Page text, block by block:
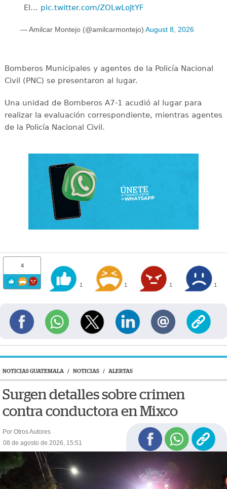
El… pic.twitter.com/ZOLwLoJtYF
— Amilcar Montejo (@amilcarmontejo) August 8, 2026
Bomberos Municipales y agentes de la Policía Nacional
Civil (PNC) se presentaron al lugar.
Una unidad de Bomberos A7-1 acudió al lugar para
realizar la evaluación correspondiente, mientras agentes
de la Policía Nacional Civil.
4
1 1 1 1
NOTICIAS GUATEMALA / NOTICIAS / ALERTAS
Surgen detalles sobre crimen
contra conductora en Mixco
Por Otros Autores
08 de agosto de 2026, 15:51